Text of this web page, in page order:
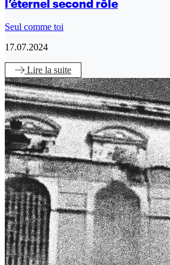
l’éternel second rôle
Seul comme toi
17.07.2024
Lire la suite